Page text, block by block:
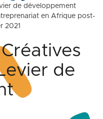
de développement
en Afrique post-
2021
de